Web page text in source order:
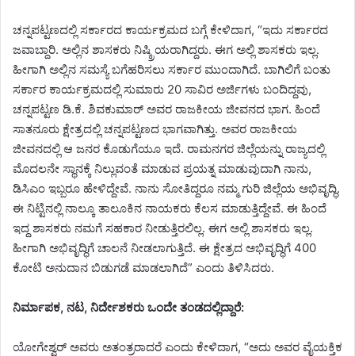
ಚನ್ನಪಟ್ಟಣದಲ್ಲಿ ಸರ್ಕಾರದ ಕಾರ್ಯಕ್ರಮದ ಬಗ್ಗೆ ಕೇಳಿದಾಗ, “ಇದು ಸರ್ಕಾರದ
ಜವಾಬ್ದಾರಿ. ಅಲ್ಲಿನ ಶಾಸಕರು ನಿಷ್ಕ್ರಿಯರಾಗಿದ್ದರು. ಈಗ ಅಲ್ಲಿ ಶಾಸಕರು ಇಲ್ಲ.
ಹೀಗಾಗಿ ಅಲ್ಲಿನ ಸಮಸ್ಯೆ ಬಗೆಹರಿಸಲು ಸರ್ಕಾರ ಮುಂದಾಗಿದೆ. ಬಾಗಿಲಿಗೆ ಬಂತು
ಸರ್ಕಾರ ಕಾರ್ಯಕ್ರಮದಲ್ಲಿ ಸುಮಾರು 20 ಸಾವಿರ ಅರ್ಜಿಗಳು ಬಂದಿದ್ದವು,
ಚನ್ನಪಟ್ಟಣ ಡಿ.ಕೆ. ಶಿವಕುಮಾರ್ ಅವರ ರಾಜಕೀಯ ಜೀವನದ ಭಾಗ. ಹಿಂದೆ
ಸಾತನೂರು ಕ್ಷೇತ್ರದಲ್ಲಿ ಚನ್ನಪಟ್ಟಣದ ಭಾಗವಾಗಿತ್ತು. ಅವರ ರಾಜಕೀಯ
ಜೀವನದಲ್ಲಿ ಆ ಜನರ ಕೊಡುಗೆಯೂ ಇದೆ. ರಾಮನಗರ ಜಿಲ್ಲೆಯನ್ನು ರಾಜ್ಯದಲ್ಲಿ
ಮೊದಲನೇ ಸ್ಥಾನಕ್ಕೆ ನಿಲ್ಲುವಂತೆ ಮಾಡುವ ಪ್ರಯತ್ನ ಮಾಡುವುದಾಗಿ ನಾನು,
ಡಿಸಿಎಂ ಇಬ್ಬರೂ ಹೇಳಿದ್ದೇವೆ. ನಾನು ಸೋತಿದ್ದರೂ ನಮ್ಮ ಗುರಿ ಜಿಲ್ಲೆಯ ಅಭಿವೃದ್ಧಿ.
ಈ ನಿಟ್ಟಿನಲ್ಲಿ ನಾಲ್ಕೂ ತಾಲೂಕಿನ ನಾಯಕರು ಕೆಲಸ ಮಾಡುತ್ತಿದ್ದೇವೆ. ಈ ಹಿಂದೆ
ಇದ್ದ ಶಾಸಕರು ನಮಗೆ ಸಹಕಾರ ನೀಡುತ್ತಿರಲಿಲ್ಲ. ಈಗ ಅಲ್ಲಿ ಶಾಸಕರು ಇಲ್ಲ.
ಹೀಗಾಗಿ ಅಭಿವೃದ್ಧಿಗೆ ಚಾಲನೆ ನೀಡಲಾಗುತ್ತಿದೆ. ಈ ಕ್ಷೇತ್ರದ ಅಭಿವೃದ್ಧಿಗೆ 400
ಕೋಟಿ ಅನುದಾನ ಬಿಡುಗಡೆ ಮಾಡಲಾಗಿದೆ” ಎಂದು ತಿಳಿಸಿದರು.
ನಿರ್ಮಾಪಕ, ನಟ, ನಿರ್ದೇಶಕರು ಒಂದೇ ತಂಡದಲ್ಲಿದ್ದಾರೆ:
ಯೋಗೇಶ್ವರ್ ಅವರು ಅತಂತ್ರರಾದರೆ ಎಂದು ಕೇಳಿದಾಗ, “ಅದು ಅವರ ವೈಯಕ್ತಿಕ